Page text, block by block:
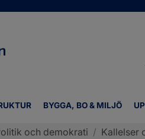
BYGGA, BO & MILJÖ
och demokrati / Kallelser